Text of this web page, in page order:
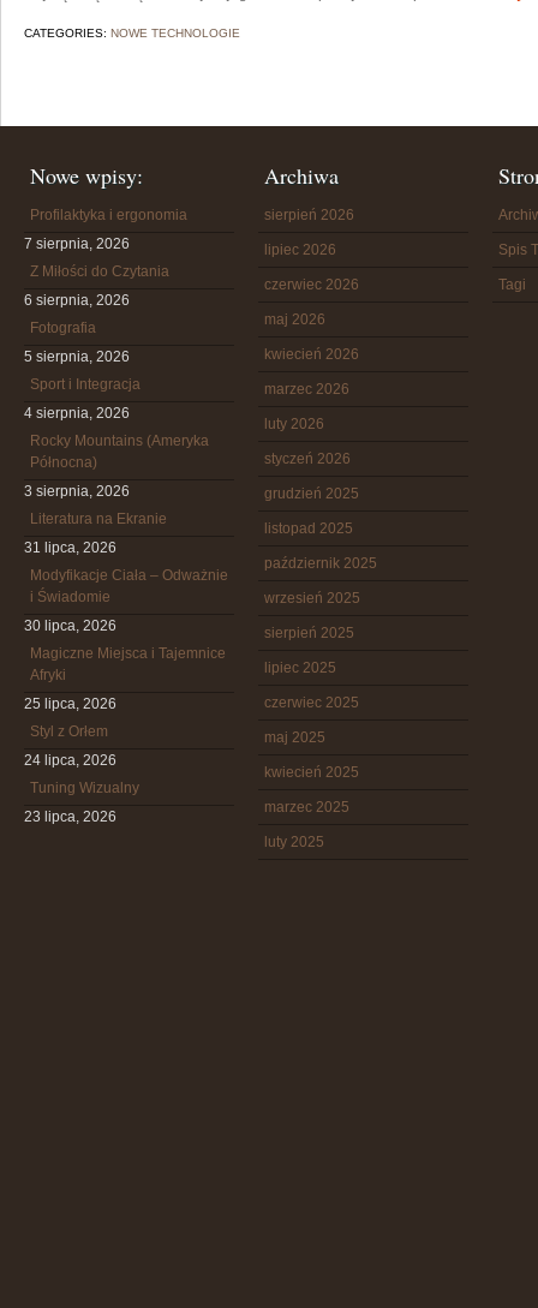
CATEGORIES: NOWE TECHNOLOGIE
Nowe wpisy:
Profilaktyka i ergonomia
7 sierpnia, 2026
Z Miłości do Czytania
6 sierpnia, 2026
Fotografia
5 sierpnia, 2026
Sport i Integracja
4 sierpnia, 2026
Rocky Mountains (Ameryka
Północna)
3 sierpnia, 2026
Literatura na Ekranie
31 lipca, 2026
Modyfikacje Ciała – Odważnie
i Świadomie
30 lipca, 2026
Magiczne Miejsca i Tajemnice
Afryki
25 lipca, 2026
Styl z Orłem
24 lipca, 2026
Tuning Wizualny
23 lipca, 2026
Archiwa
sierpień 2026
lipiec 2026
czerwiec 2026
maj 2026
kwiecień 2026
marzec 2026
luty 2026
styczeń 2026
grudzień 2025
listopad 2025
październik 2025
wrzesień 2025
sierpień 2025
lipiec 2025
czerwiec 2025
maj 2025
kwiecień 2025
marzec 2025
luty 2025
Spis
Tagi